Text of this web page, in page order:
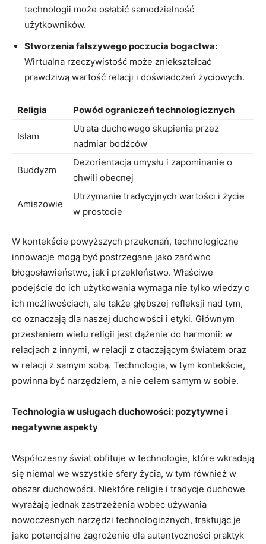
technologii może osłabić samodzielność
użytkowników.
Stworzenia fałszywego poczucia bogactwa:
Wirtualna ‌rzeczywistość może zniekształcać
prawdziwą wartość relacji i doświadczeń życiowych.
Religia Powód ograniczeń technologicznych
Islam
Utrata duchowego ​skupienia ⁢przez
nadmiar bodźców
Buddyzm
Dezorientacja‍ umysłu i zapominanie o
⁤chwili obecnej
Amiszowie
Utrzymanie tradycyjnych wartości i życie
w prostocie
W kontekście powyższych przekonań, technologiczne
innowacje mogą być ​postrzegane jako zarówno
błogosławieństwo, jak i przekleństwo. Właściwe
podejście do ich użytkowania wymaga nie tylko wiedzy o
ich możliwościach, ale także głębszej refleksji nad tym, ​
co oznaczają dla⁢ naszej duchowości ​i etyki. Głównym
przesłaniem wielu religii ‍jest dążenie⁤ do harmonii: w
relacjach z innymi, w relacji z otaczającym​ światem oraz
w relacji z samym sobą. Technologia, w tym⁢ kontekście,​
powinna być narzędziem, a nie​ celem⁤ samym w sobie.
Technologia w usługach ‌duchowości:‌ pozytywne i
negatywne aspekty
Współczesny świat​ obfituje w technologie, które wkradają
się niemal we wszystkie sfery życia, w‌ tym​ również‍ w
obszar duchowości. Niektóre religie i tradycje duchowe‌
wyrażają jednak zastrzeżenia wobec używania
nowoczesnych narzędzi technologicznych, traktując je
jako potencjalne‌ zagrożenie dla ‌autentyczności praktyk